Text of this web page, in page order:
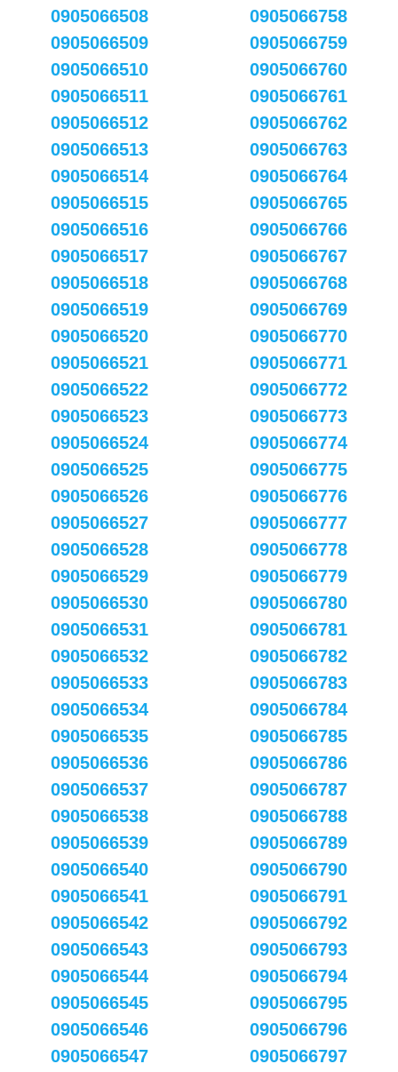
0905066508
0905066509
0905066510
0905066511
0905066512
0905066513
0905066514
0905066515
0905066516
0905066517
0905066518
0905066519
0905066520
0905066521
0905066522
0905066523
0905066524
0905066525
0905066526
0905066527
0905066528
0905066529
0905066530
0905066531
0905066532
0905066533
0905066534
0905066535
0905066536
0905066537
0905066538
0905066539
0905066540
0905066541
0905066542
0905066543
0905066544
0905066545
0905066546
0905066547
0905066758
0905066759
0905066760
0905066761
0905066762
0905066763
0905066764
0905066765
0905066766
0905066767
0905066768
0905066769
0905066770
0905066771
0905066772
0905066773
0905066774
0905066775
0905066776
0905066777
0905066778
0905066779
0905066780
0905066781
0905066782
0905066783
0905066784
0905066785
0905066786
0905066787
0905066788
0905066789
0905066790
0905066791
0905066792
0905066793
0905066794
0905066795
0905066796
0905066797